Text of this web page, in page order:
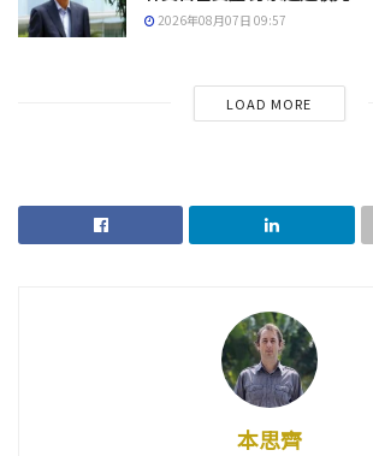
2026年08月07日 09:57
LOAD MORE
本思齊